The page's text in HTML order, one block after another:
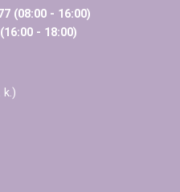
(08:00 - 16:00)
- 18:00)
k.)